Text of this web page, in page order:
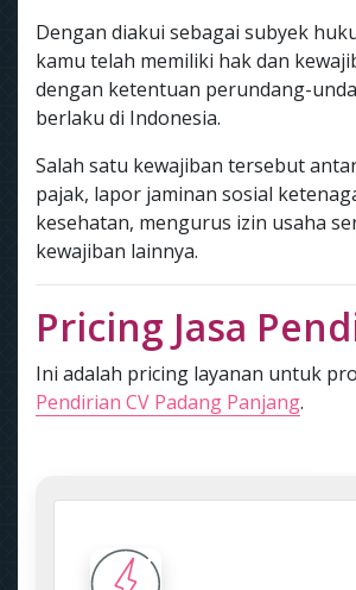
Dengan diakui sebagai subyek
kamu telah memiliki hak dan
dengan ketentuan perundang-
berlaku di Indonesia.
Salah satu kewajiban tersebut
pajak, lapor jaminan sosial
kesehatan, mengurus izin usaha
kewajiban lainnya.
Pricing Jasa
Ini adalah pricing layanan untuk
Pendirian CV Padang Panjang.